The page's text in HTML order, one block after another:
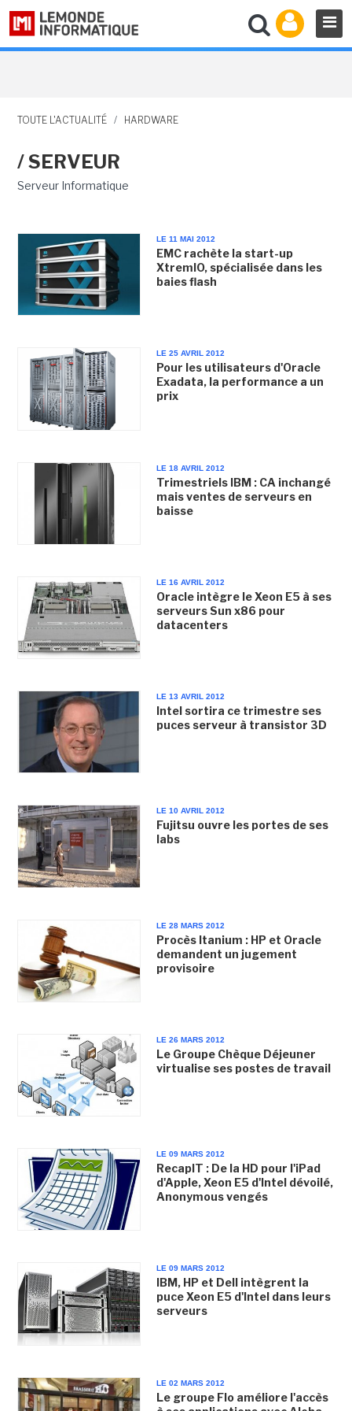
TOUTE L'ACTUALITÉ / HARDWARE
/ SERVEUR
Serveur Informatique
LE 11 MAI 2012
EMC rachète la start-up
XtremIO, spécialisée dans les
baies flash
LE 25 AVRIL 2012
Pour les utilisateurs d'Oracle
Exadata, la performance a un
prix
LE 18 AVRIL 2012
Trimestriels IBM : CA inchangé
mais ventes de serveurs en
baisse
LE 16 AVRIL 2012
Oracle intègre le Xeon E5 à ses
serveurs Sun x86 pour
datacenters
LE 13 AVRIL 2012
Intel sortira ce trimestre ses
puces serveur à transistor 3D
LE 10 AVRIL 2012
Fujitsu ouvre les portes de ses
labs
LE 28 MARS 2012
Procès Itanium : HP et Oracle
demandent un jugement
provisoire
LE 26 MARS 2012
Le Groupe Chèque Déjeuner
virtualise ses postes de travail
LE 09 MARS 2012
RecapIT : De la HD pour l'iPad
d'Apple, Xeon E5 d'Intel dévoilé,
Anonymous vengés
LE 09 MARS 2012
IBM, HP et Dell intègrent la
puce Xeon E5 d'Intel dans leurs
serveurs
LE 02 MARS 2012
Le groupe Flo améliore l'accès